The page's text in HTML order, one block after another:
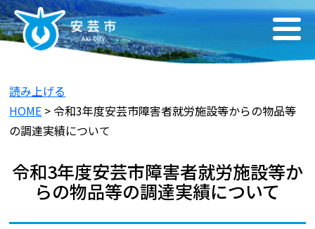
読み上げる
HOME > 令和3年度安芸市障害者就労施設等からの物品等
の調達実績について
令和3年度安芸市障害者就労施設等か
らの物品等の調達実績について